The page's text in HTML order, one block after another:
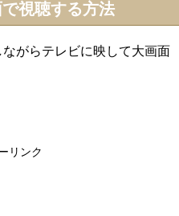
視聴する方法
がらテレビに映して大画面
リンク